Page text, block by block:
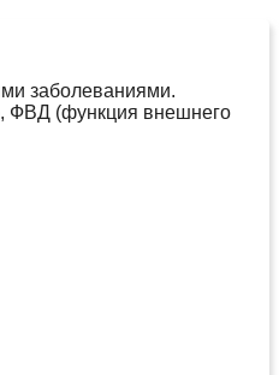
заболеваниями.
ФВД (функция внешнего